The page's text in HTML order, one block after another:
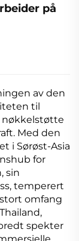
på
av den
til
nøkkelstøtte
Med den
i Sørøst-Asia
for
sin
temperert
omfang
spekter